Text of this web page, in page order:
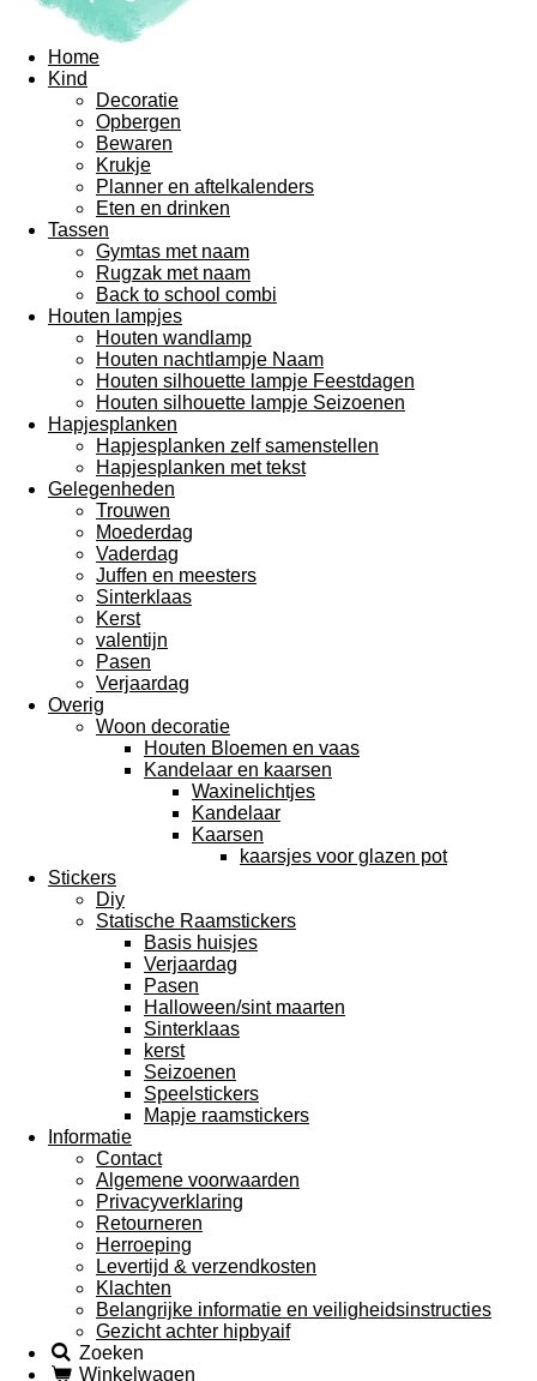
Home
Kind
Decoratie
Opbergen
Bewaren
Krukje
Planner en aftelkalenders
Eten en drinken
Tassen
Gymtas met naam
Rugzak met naam
Back to school combi
Houten lampjes
Houten wandlamp
Houten nachtlampje Naam
Houten silhouette lampje Feestdagen
Houten silhouette lampje Seizoenen
Hapjesplanken
Hapjesplanken zelf samenstellen
Hapjesplanken met tekst
Gelegenheden
Trouwen
Moederdag
Vaderdag
Juffen en meesters
Sinterklaas
Kerst
valentijn
Pasen
Verjaardag
Overig
Woon decoratie
Houten Bloemen en vaas
Kandelaar en kaarsen
Waxinelichtjes
Kandelaar
Kaarsen
kaarsjes voor glazen pot
Stickers
Diy
Statische Raamstickers
Basis huisjes
Verjaardag
Pasen
Halloween/sint maarten
Sinterklaas
kerst
Seizoenen
Speelstickers
Mapje raamstickers
Informatie
Contact
Algemene voorwaarden
Privacyverklaring
Retourneren
Herroeping
Levertijd & verzendkosten
Klachten
Belangrijke informatie en veiligheidsinstructies
Gezicht achter hipbyaif
Zoeken
Winkelwagen